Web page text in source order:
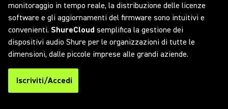
monitoraggio in tempo reale, la distribuzione delle licenze
software e gli aggiornamenti del firmware sono intuitivi e
convenienti. ShureCloud semplifica la gestione dei
dispositivi audio Shure per le organizzazioni di tutte le
dimensioni, dalle piccole imprese alle grandi aziende.
Iscriviti/Accedi
(Opens in a new tab)